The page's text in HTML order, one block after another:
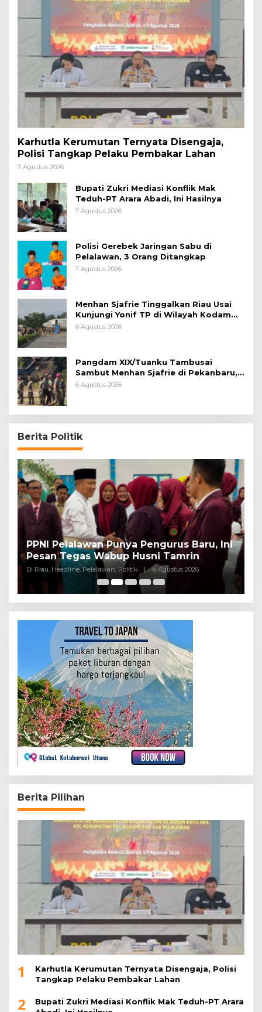
Karhutla Kerumutan Ternyata Disengaja,
Polisi Tangkap Pelaku Pembakar Lahan
7 Agustus 2026
Bupati Zukri Mediasi Konflik Mak
Teduh-PT Arara Abadi, Ini Hasilnya
7 Agustus 2026
Polisi Gerebek Jaringan Sabu di
Pelalawan, 3 Orang Ditangkap
7 Agustus 2026
Menhan Sjafrie Tinggalkan Riau Usai
Kunjungi Yonif TP di Wilayah Kodam
XIX/Tuanku Tambusai
6 Agustus 2026
Pangdam XIX/Tuanku Tambusai
Sambut Menhan Sjafrie di Pekanbaru,
Ada Agenda Penting
6 Agustus 2026
Berita Politik
PPNI Pelalawan Punya Pengurus Baru, Ini
Pesan Tegas Wabup Husni Tamrin
Di Riau, Headline, Pelalawan, Politik | 4 Agustus 2026
Berita Pilihan
1
Karhutla Kerumutan Ternyata Disengaja, Polisi
Tangkap Pelaku Pembakar Lahan
2
Bupati Zukri Mediasi Konflik Mak Teduh-PT Arara